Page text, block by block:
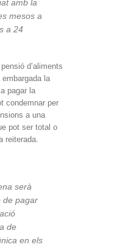
amb la
mesos a
a 24
d’aliments
la
pagar la
condemnar per
a una
pot ser total o
reiterada.
serà
de pagar
de
en els